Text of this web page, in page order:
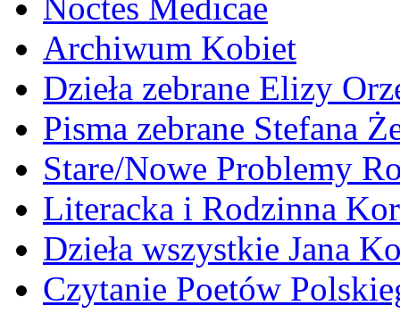
Noctes Medicae
Archiwum Kobiet
Dzieła zebrane Elizy
Pisma zebrane Stefana
Stare/Nowe Problemy
Literacka i Rodzinna
Dzieła wszystkie Jana
Czytanie Poetów